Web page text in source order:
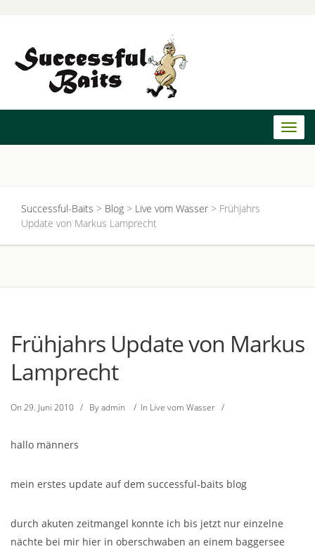
Successful-Baits > Blog > Live vom Wasser > Frühjahrs
Update von Markus Lamprecht
Frühjahrs Update von Markus
Lamprecht
On 29. Juni 2010 / Byadmin / In Live vom Wasser /
hallo männers
mein erstes update auf dem successful-baits blog
durch akuten zeitmangel konnte ich bis jetzt nur einzelne
nächte bei mir hier in oberschwaben an einem baggersee